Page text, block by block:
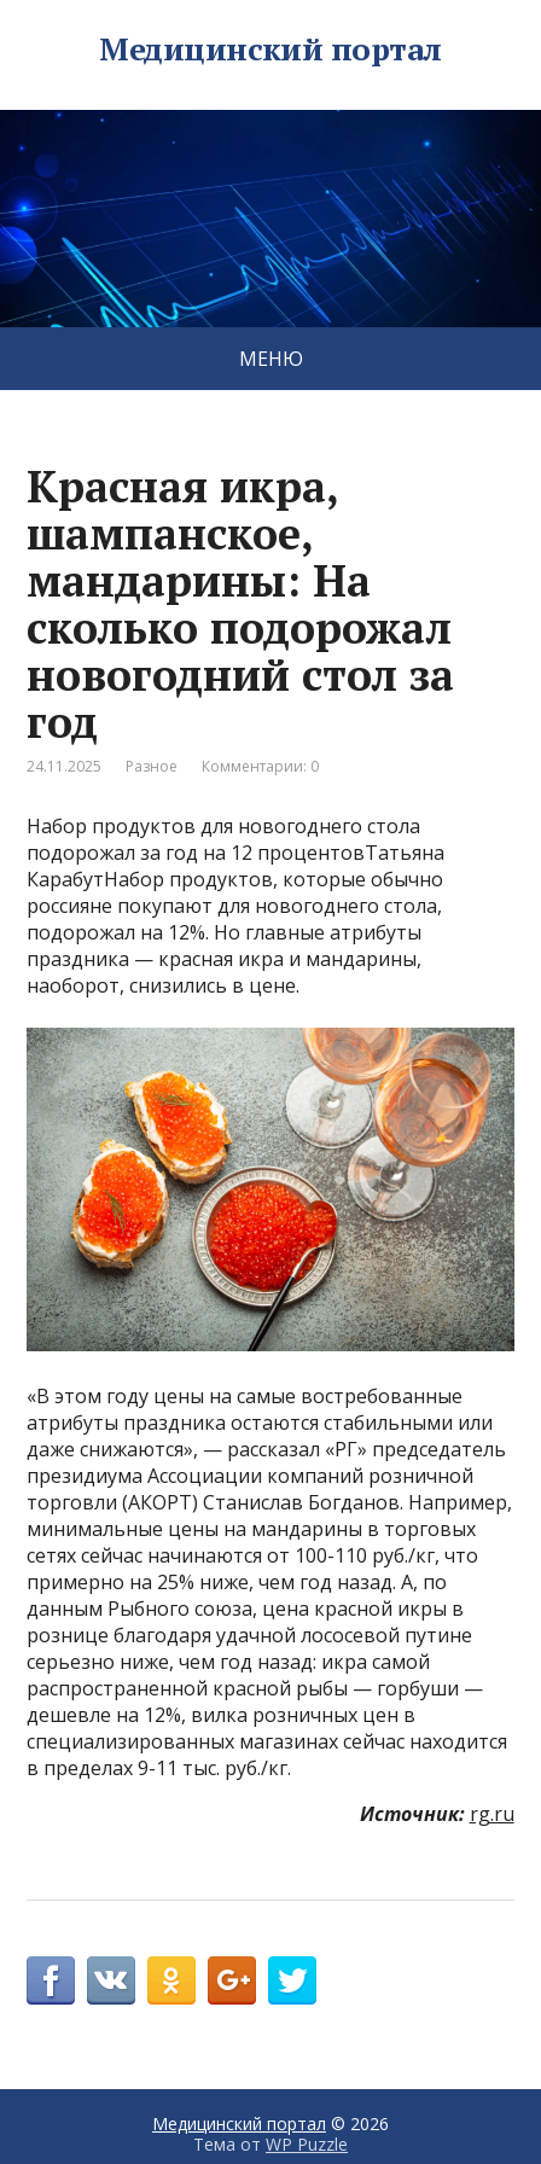
Медицинский портал
МЕНЮ
Красная икра,
шампанское,
мандарины: На
сколько подорожал
новогодний стол за
год
24.11.2025 Разное Комментарии: 0
Набор продуктов для новогоднего стола
подорожал за год на 12 процентовТатьяна
КарабутНабор продуктов, которые обычно
россияне покупают для новогоднего стола,
подорожал на 12%. Но главные атрибуты
праздника — красная икра и мандарины,
наоборот, снизились в цене.
«В этом году цены на самые востребованные
атрибуты праздника остаются стабильными или
даже снижаются», — рассказал «РГ» председатель
президиума Ассоциации компаний розничной
торговли (АКОРТ) Станислав Богданов. Например,
минимальные цены на мандарины в торговых
сетях сейчас начинаются от 100-110 руб./кг, что
примерно на 25% ниже, чем год назад. А, по
данным Рыбного союза, цена красной икры в
рознице благодаря удачной лососевой путине
серьезно ниже, чем год назад: икра самой
распространенной красной рыбы — горбуши —
дешевле на 12%, вилка розничных цен в
специализированных магазинах сейчас находится
в пределах 9-11 тыс. руб./кг.
Источник: rg.ru
Медицинский портал © 2026
Тема от WP Puzzle